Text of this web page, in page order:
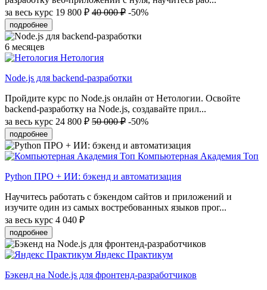
за весь курс 19 800 ₽ 40 000 ₽ -50%
подробнее
6 месяцев
Нетология
Node.js для backend-разработки
Пройдите курс по Node.js онлайн от Нетологии. Освойте
backend-разработку на Node.js, создавайте прил...
за весь курс 24 800 ₽ 50 000 ₽ -50%
подробнее
Компьютерная Академия Топ
Python ПРО + ИИ: бэкенд и автоматизация
Научитесь работать с бэкендом сайтов и приложений и
изучите один из самых востребованных языков прог...
за весь курс 4 040 ₽
подробнее
Яндекс Практикум
Бэкенд на Node.js для фронтенд-разработчиков